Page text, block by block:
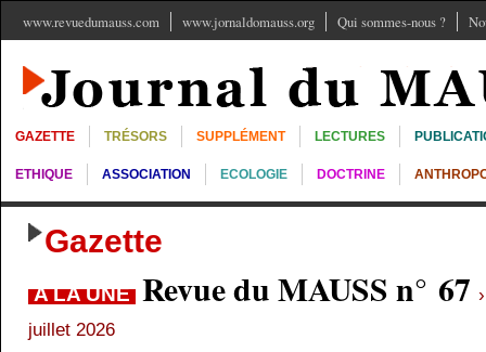
www.revuedumauss.com www.jornaldomauss.org Qui sommes-nous ?
GAZETTE TRÉSORS SUPPLÉMENT LECTURES
ETHIQUE ASSOCIATION ECOLOGIE DOCTRINE
Gazette
A LA UNE Revue du MAUSS n° 67
juillet 2026